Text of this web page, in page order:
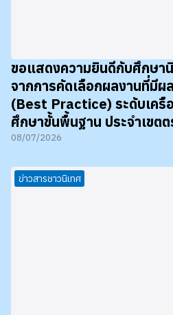
ขอแสดงความยินดีกับศึกษา
จากการคัดเลือกผลงานที่มีผ
(Best Practice) ระดับเครื
ศึกษาขั้นพื้นฐาน ประจำเขต
08/07/2026
ข่าวสารชาวนิเทศ